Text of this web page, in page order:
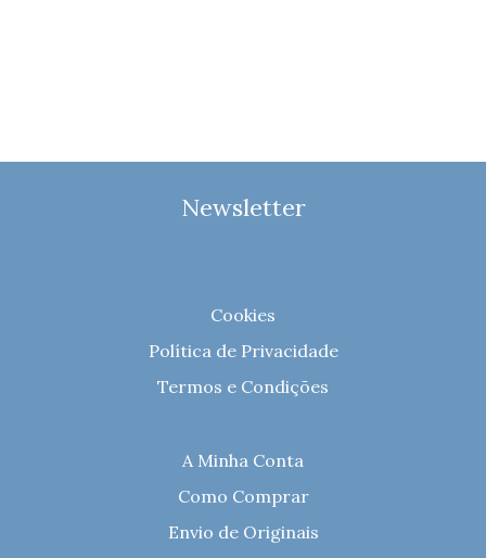
Newsletter
Cookies
Política de Privacidade
Termos e Condições
A Minha Conta
Como Comprar
Envio de Originais